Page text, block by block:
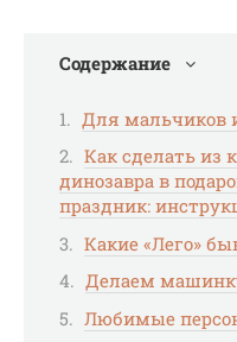
Содержание
Для мальчиков
Как сделать из
динозавра в
праздник:
Какие «Лего»
Делаем
Любимые